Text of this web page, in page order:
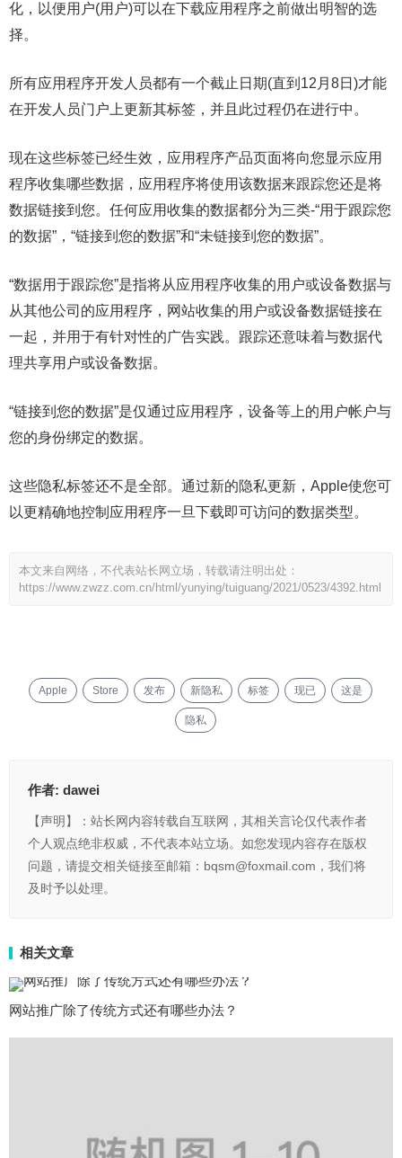
化，以便用户(用户)可以在下载应用程序之前做出明智的选
择。
所有应用程序开发人员都有一个截止日期(直到12月8日)才能
在开发人员门户上更新其标签，并且此过程仍在进行中。
现在这些标签已经生效，应用程序产品页面将向您显示应用
程序收集哪些数据，应用程序将使用该数据来跟踪您还是将
数据链接到您。任何应用收集的数据都分为三类-“用于跟踪您
的数据”，“链接到您的数据”和“未链接到您的数据”。
“数据用于跟踪您”是指将从应用程序收集的用户或设备数据与
从其他公司的应用程序，网站收集的用户或设备数据链接在
一起，并用于有针对性的广告实践。跟踪还意味着与数据代
理共享用户或设备数据。
“链接到您的数据”是仅通过应用程序，设备等上的用户帐户与
您的身份绑定的数据。
这些隐私标签还不是全部。通过新的隐私更新，Apple使您可
以更精确地控制应用程序一旦下载即可访问的数据类型。
本文来自网络，不代表站长网立场，转载请注明出处：
https://www.zwzz.com.cn/html/yunying/tuiguang/2021/0523/4392.html
Apple Store 发布 新隐私 标签 现已 这是
隐私
作者: dawei
【声明】：站长网内容转载自互联网，其相关言论仅代表作者
个人观点绝非权威，不代表本站立场。如您发现内容存在版权
问题，请提交相关链接至邮箱：bqsm@foxmail.com，我们将
及时予以处理。
相关文章
网站推广除了传统方式还有哪些办法？